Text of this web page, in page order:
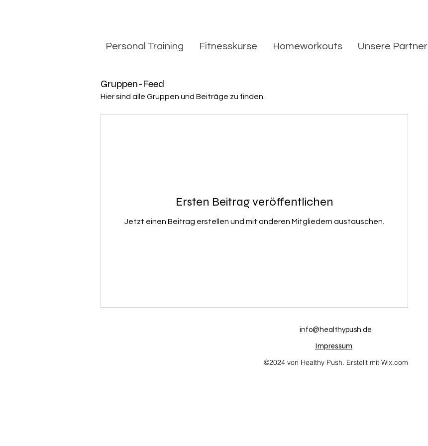
Personal Training Fitnesskurse Homeworkouts Unsere Partner
Gruppen-Feed
Hier sind alle Gruppen und Beiträge zu finden.
Ersten Beitrag veröffentlichen
Jetzt einen Beitrag erstellen und mit anderen Mitgliedern austauschen.
info@healthypush.de
Impressum
©2024 von Healthy Push. Erstellt mit Wix.com